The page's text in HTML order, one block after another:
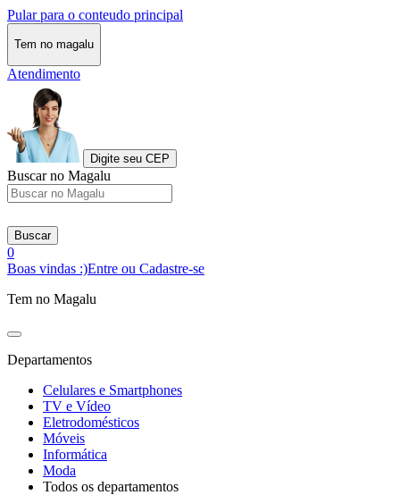
Pular para o conteudo principal
Tem no magalu
Atendimento
Digite seu CEP
Buscar no Magalu
Buscar
0
Boas vindas :)Entre ou Cadastre-se
Tem no Magalu
Departamentos
Celulares e Smartphones
TV e Vídeo
Eletrodomésticos
Móveis
Informática
Moda
Todos os departamentos